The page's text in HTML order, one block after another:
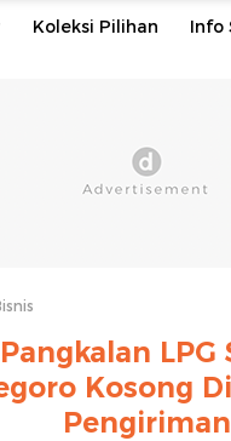
Koleksi Pilihan Info
LPG
Kosong
Pengiriman